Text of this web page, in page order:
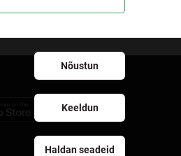
Nõustun
Keeldun
Haldan seadeid